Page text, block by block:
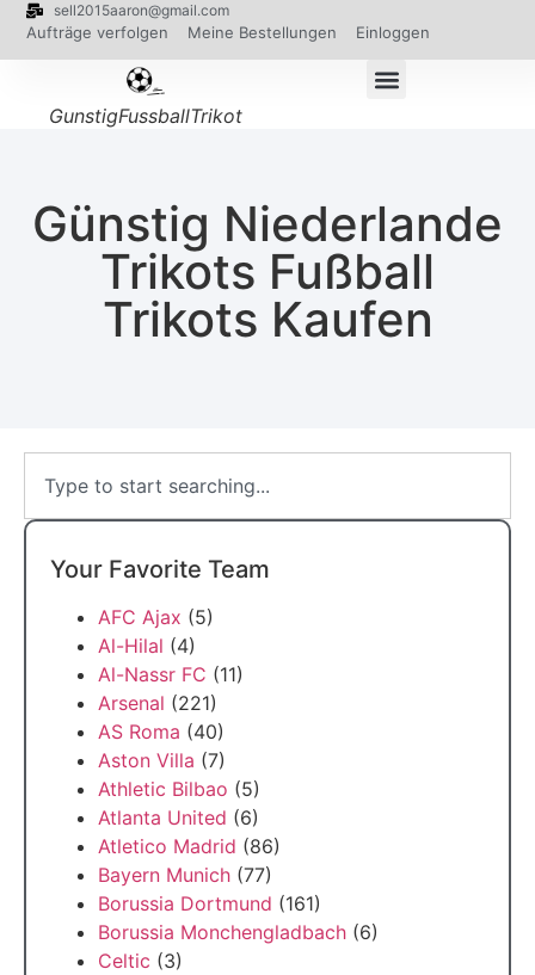
sell2015aaron@gmail.com
Aufträge verfolgen Meine Bestellungen Einloggen
GunstigFussballTrikot
Günstig Niederlande
Trikots Fußball
Trikots Kaufen
Your Favorite Team
AFC Ajax (5)
Al-Hilal (4)
Al-Nassr FC (11)
Arsenal (221)
AS Roma (40)
Aston Villa (7)
Athletic Bilbao (5)
Atlanta United (6)
Atletico Madrid (86)
Bayern Munich (77)
Borussia Dortmund (161)
Borussia Monchengladbach (6)
Celtic (3)